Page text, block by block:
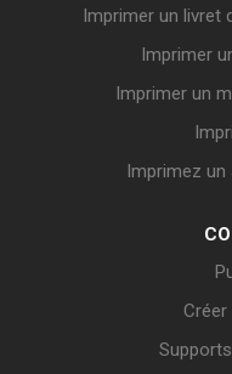
Imprimer un livret
Imprimer
Imprimer un
Imprimez